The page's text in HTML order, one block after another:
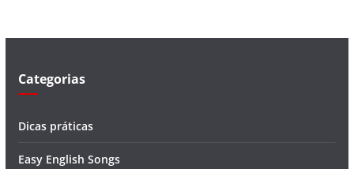
Categorias
Dicas práticas
Easy English Songs